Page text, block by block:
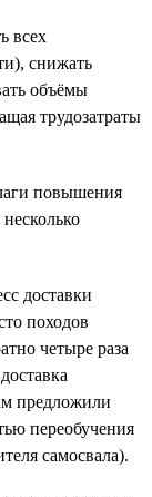
всех
снижать
объёмы
трудозатраты
повышения
доставки
походов
четыре раза
предложили
переобучения
самосвала).